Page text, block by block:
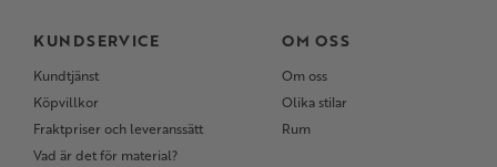
KUNDSERVICE
Kundtjänst
Köpvillkor
Fraktpriser och leveranssätt
Vad är det för material?
OM OSS
Om oss
Olika stilar
Rum